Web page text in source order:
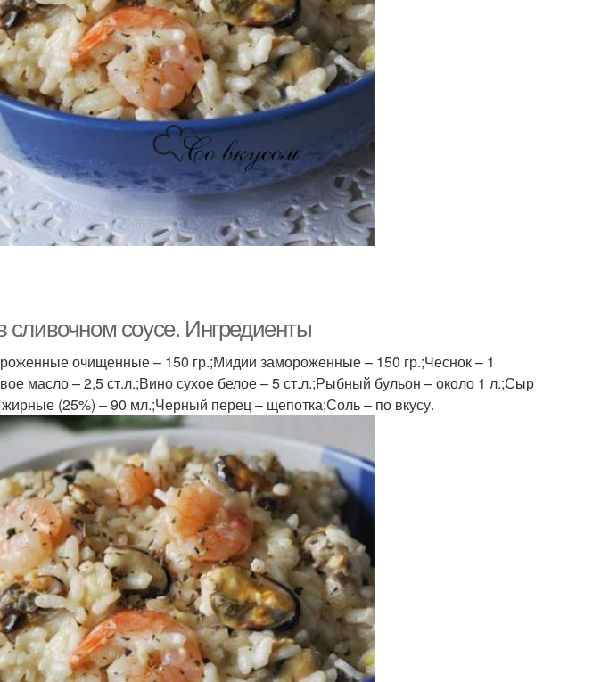
соусе. Ингредиенты
очищенные – 150 гр.;Мидии замороженные – 150 гр.;Чеснок – 1
масло – 2,5 ст.л.;Вино сухое белое – 5 ст.л.;Рыбный бульон – около 1 л.;Сыр
(25%) – 90 мл.;Черный перец – щепотка;Соль – по вкусу.